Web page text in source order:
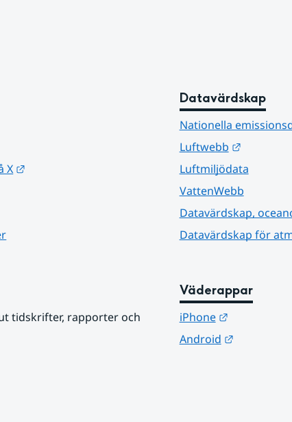
X
Datavärdskap
Nationella
Luftwebb
Länk till
Luftmiljödata
VattenWebb
Datavärdskap,
Datavärdskap för
tidskrifter, rapporter och
Väderappar
iPhone
Länk till
Android
Länk till